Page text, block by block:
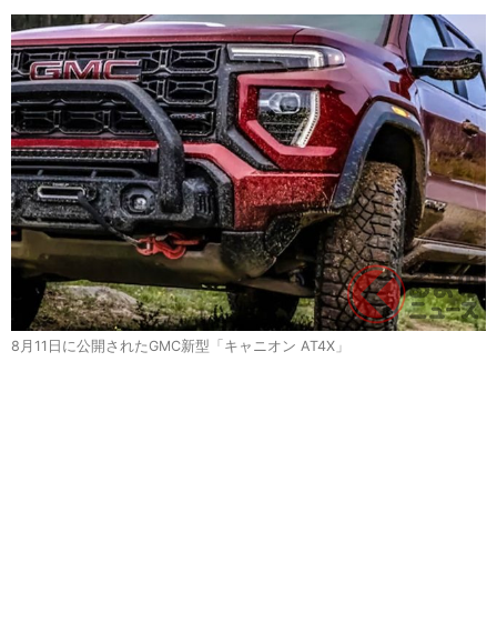
8月11日に公開されたGMC新型「キャニオン AT4X」